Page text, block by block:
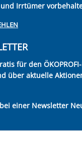
Irrtümer
für den
über aktuelle
einer Newsletter